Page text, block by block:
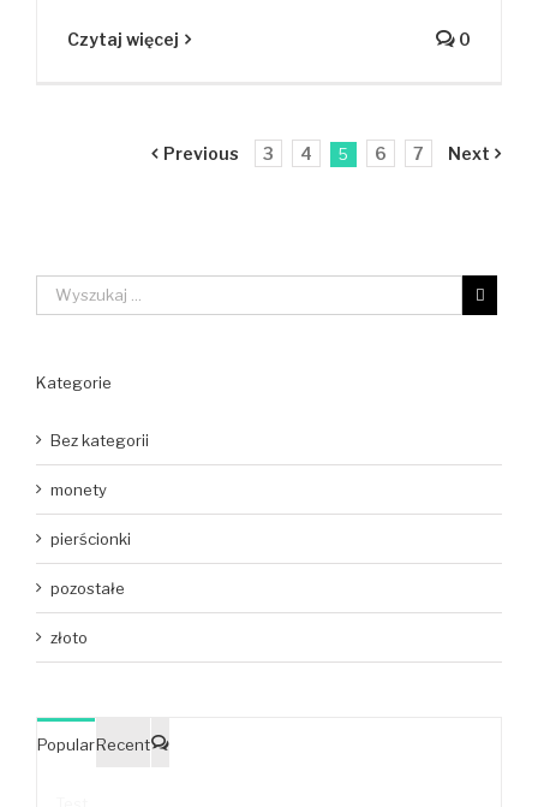
Czytaj więcej 0
Previous 3 4 5 6 7 Next
Kategorie
Bez kategorii
monety
pierścionki
pozostałe
złoto
PopularRecent